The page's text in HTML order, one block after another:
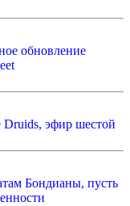
обновление
Druids, эфир шестой
Бондианы, пусть